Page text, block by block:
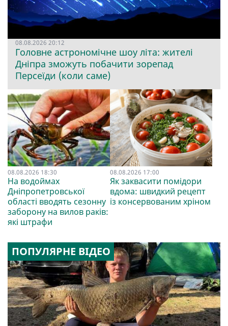
08.08.2026 20:12
Головне астрономічне шоу літа: жителі
Дніпра зможуть побачити зорепад
Персеїди (коли саме)
08.08.2026 18:30
На водоймах
Дніпропетровської
області вводять сезонну
заборону на вилов раків:
які штрафи
08.08.2026 17:00
Як заквасити помідори
вдома: швидкий рецепт
із консервованим хріном
ПОПУЛЯРНЕ ВІДЕО